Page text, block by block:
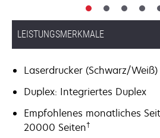
LEISTUNGSMERKMALE
Laserdrucker (Schwarz/Weiß)
Duplex: Integriertes Duplex
Empfohlenes monatliches
20000 Seiten†